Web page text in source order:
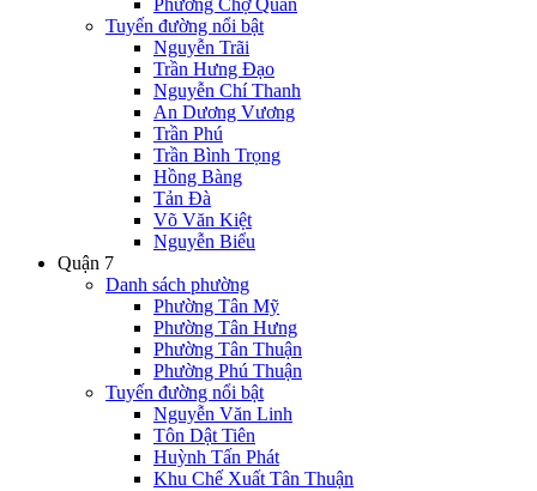
Phường Chợ Quán
Tuyến đường nổi bật
Nguyễn Trãi
Trần Hưng Đạo
Nguyễn Chí Thanh
An Dương Vương
Trần Phú
Trần Bình Trọng
Hồng Bàng
Tản Đà
Võ Văn Kiệt
Nguyễn Biểu
Quận 7
Danh sách phường
Phường Tân Mỹ
Phường Tân Hưng
Phường Tân Thuận
Phường Phú Thuận
Tuyến đường nổi bật
Nguyễn Văn Linh
Tôn Dật Tiên
Huỳnh Tấn Phát
Khu Chế Xuất Tân Thuận